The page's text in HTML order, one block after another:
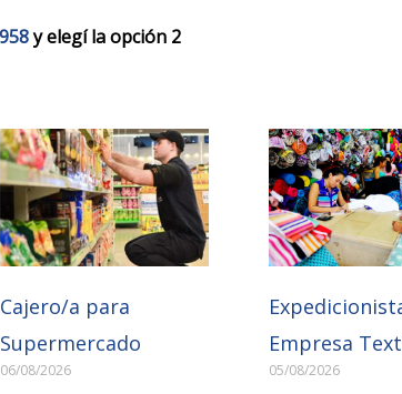
y elegí la opción 2
Cajero/a para
Supermercado
06/08/2026
Empresa
05/08/2026